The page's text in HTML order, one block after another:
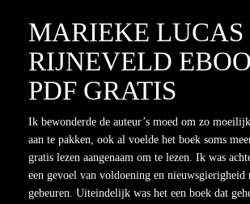
MARIEKE LUCAS
RIJNEVELD
PDF GRATIS
Ik bewonderde de auteur’s moed om zo
aan te pakken, ook al voelde het boek soms
gratis lezen aangenaam om te lezen. Ik was
een gevoel van voldoening en nieuwsgierigheid
gebeuren. Uiteindelijk was het een boek dat